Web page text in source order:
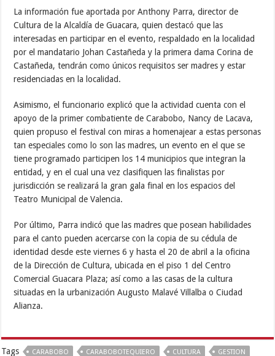
La información fue aportada por Anthony Parra, director de
Cultura de la Alcaldía de Guacara, quien destacó que las
interesadas en participar en el evento, respaldado en la localidad
por el mandatario Johan Castañeda y la primera dama Corina de
Castañeda, tendrán como únicos requisitos ser madres y estar
residenciadas en la localidad.
Asimismo, el funcionario explicó que la actividad cuenta con el
apoyo de la primer combatiente de Carabobo, Nancy de Lacava,
quien propuso el festival con miras a homenajear a estas personas
tan especiales como lo son las madres, un evento en el que se
tiene programado participen los 14 municipios que integran la
entidad, y en el cual una vez clasifiquen las finalistas por
jurisdicción se realizará la gran gala final en los espacios del
Teatro Municipal de Valencia.
Por último, Parra indicó que las madres que posean habilidades
para el canto pueden acercarse con la copia de su cédula de
identidad desde este viernes 6 y hasta el 20 de abril a la oficina
de la Dirección de Cultura, ubicada en el piso 1 del Centro
Comercial Guacara Plaza; así como a las casas de la cultura
situadas en la urbanización Augusto Malavé Villalba o Ciudad
Alianza.
Tags CARABOBO CARABOBOTEQUIERO CULTURA
GESTION